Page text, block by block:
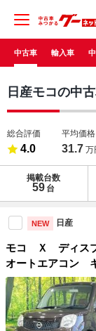
中古車 輸入車
日産モコの中
総合評価
4.0
平均価格
31.7 万
掲載台数
59 台
NEW 日産
モコ Ｘ ディス
オートエアコン